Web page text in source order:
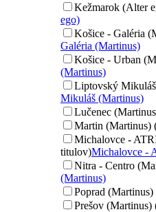
Kežmarok (Alter
ego)
Košice - Galéria
Galéria (Martinus)
Košice - Urban
(Martinus)
Liptovský
Mikuláš (Martinus)
Lučenec
Martin (Martinus)
Michalovce -
titulov)Michalovce -
Nitra - Centro
(Martinus)
Poprad
Prešov